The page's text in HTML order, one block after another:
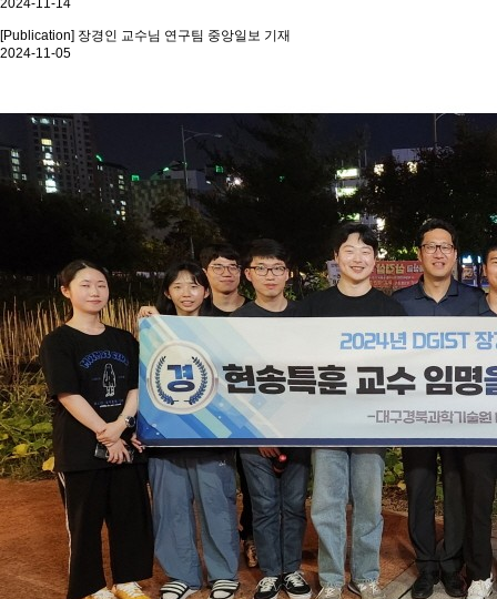
2024-11-14
[Publication] 장경인 교수님 연구팀 중앙일보 기재
2024-11-05